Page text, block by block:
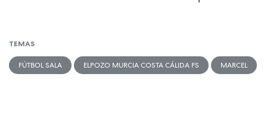
TEMAS
FÚTBOL SALA ELPOZO MURCIA COSTA CÁLIDA FS MARCEL